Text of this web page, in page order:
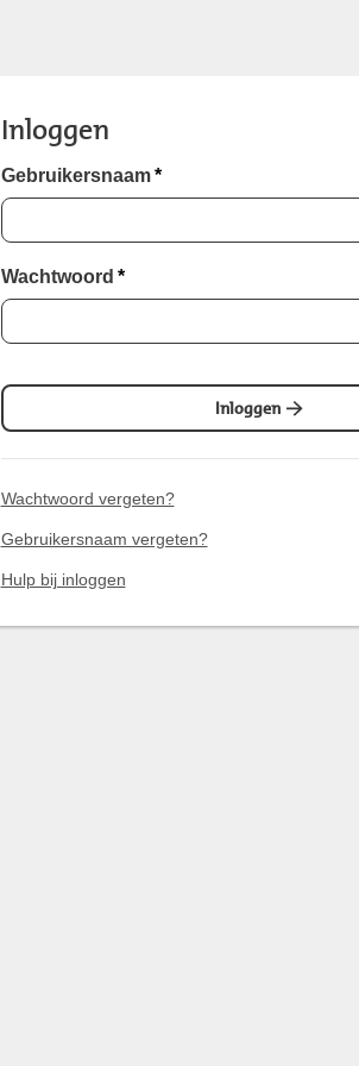
Inloggen
Gebruikersnaam *
Wachtwoord *
Inloggen
Wachtwoord vergeten?
Gebruikersnaam vergeten?
Hulp bij inloggen